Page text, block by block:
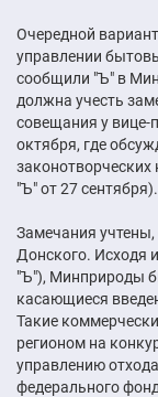
Очередной
управлении
сообщили "Ъ" в
должна учесть
совещания у вице-
октября, где
"Ъ" от 27 сентября).
Замечания
Донского. Исходя
"Ъ"), Минприроды
касающиеся
Такие
регионом на
управлению
федерального